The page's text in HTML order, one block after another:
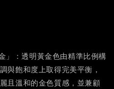
：透明黃金色由精準比例構
與飽和度上取得完美平衡，
溫和的金色質感，並兼顧